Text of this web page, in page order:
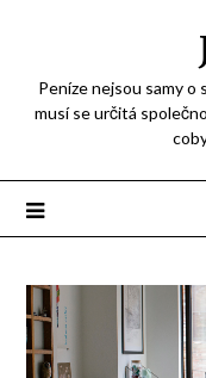
Peníze nejsou samy o
musí se určitá